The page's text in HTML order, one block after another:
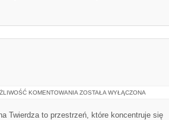
KOMENTOWANIA ZAGROŻENIA
ZOSTAŁA WYŁĄCZONA
Twierdza to przestrzeń, które koncentruje się